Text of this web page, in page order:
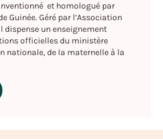
et homologué par
Guinée. Géré par l’Association
dispense un enseignement
officielles du ministère
nationale, de la maternelle à la